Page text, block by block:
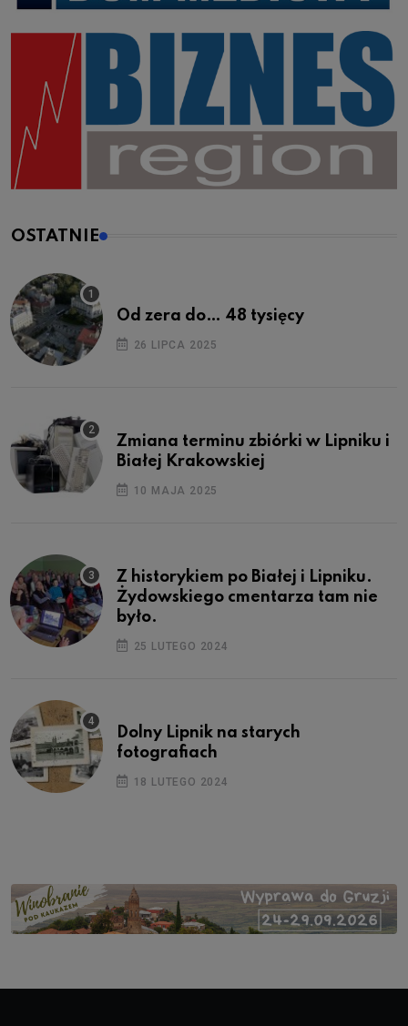
OSTATNIE
Od zera do… 48 tysięcy
26 LIPCA 2025
Zmiana terminu zbiórki w Lipniku i
Białej Krakowskiej
10 MAJA 2025
Z historykiem po Białej i Lipniku.
Żydowskiego cmentarza tam nie
było.
25 LUTEGO 2024
Dolny Lipnik na starych
fotografiach
18 LUTEGO 2024